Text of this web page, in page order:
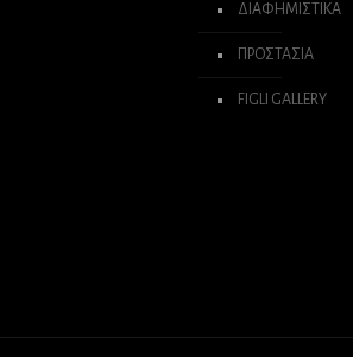
ΔΙΑΦΗΜΙΣΤΙΚΑ
ΠΡΟΣΤΑΣΙΑ
FIGLI GALLERY